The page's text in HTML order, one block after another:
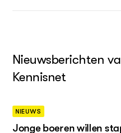
Nieuwsberichten
Kennisnet
NIEUWS
Jonge boeren willen